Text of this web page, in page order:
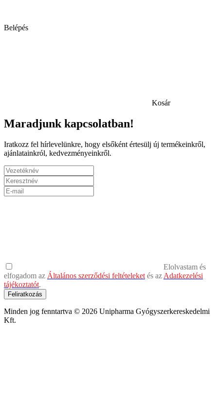
Belépés
Kosár
Maradjunk kapcsolatban!
Iratkozz fel hírlevelünkre, hogy elsőként értesülj új termékeinkről,
ajánlatainkról, kedvezményeinkről.
Elolvastam és
elfogadom az Általános szerződési feltételeket és az Adatkezelési
tájékoztatót.
Feliratkozás
Minden jog fenntartva © 2026 Unipharma Gyógyszerkereskedelmi
Kft.